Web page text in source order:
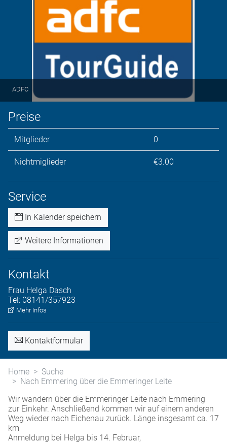
ADFC
Preise
Mitglieder 0
Nichtmiglieder €3.00
Service
In Kalender speichern
Weitere Informationen
Kontakt
Frau Helga Dasch
Tel: 08141/357923
Mehr Infos
Kontaktformular
Home
Suche
Nach Emmering über die Emmeringer Leite
Wir wandern über die Emmeringer Leite nach Emmering
zur Einkehr. Anschließend kommen wir auf einem anderen
Weg wieder nach Eichenau zurück. Länge insgesamt ca. 17
km
Anmeldung bei Helga bis 14. Februar,